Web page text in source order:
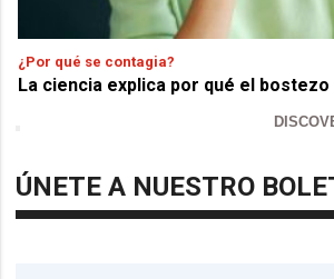
¿Por qué se contagia?
La ciencia explica por qué el
ÚNETE A NUESTRO